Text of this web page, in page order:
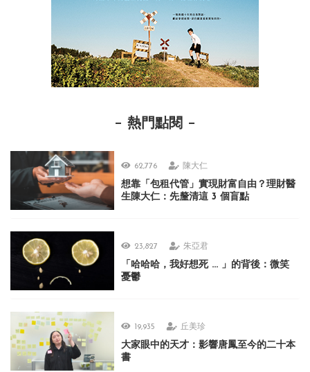
熱門點閱
62,776 陳大仁
想靠「包租代管」實現財富自由？理財醫
生陳大仁：先釐清這 3 個盲點
23,827 朱亞君
「哈哈哈，我好想死 ... 」的背後：微笑
憂鬱
19,935 丘美珍
大家眼中的天才：影響唐鳳至今的二十本
書